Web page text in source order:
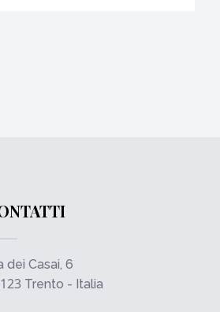
dei Casai, 6
Trento - Italia